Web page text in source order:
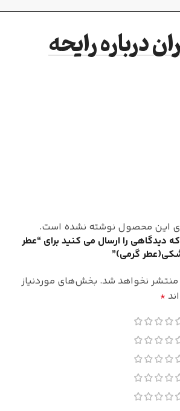
نت‌های پایه
کوئنتین بیش
جنسیت
مردانه/زنانه
غلظت
ادو پرفیوم
درباره رایحه
این محصول نوشته نشده است.
دیدگاهی را ارسال می کنید برای “عطر
گرمی)”
منتشر نخواهد شد. بخش‌های موردنیاز
*